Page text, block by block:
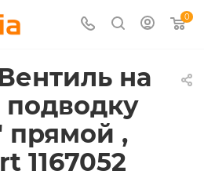
0
на
прямой ,
1167052